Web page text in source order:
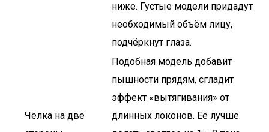
ниже. Густые модели придадут
необходимый объём лицу,
подчёркнут глаза.
Чёлка на две
Подобная модель добавит
пышности прядям, сгладит
эффект «вытягивания» от
длинных локонов. Её лучше